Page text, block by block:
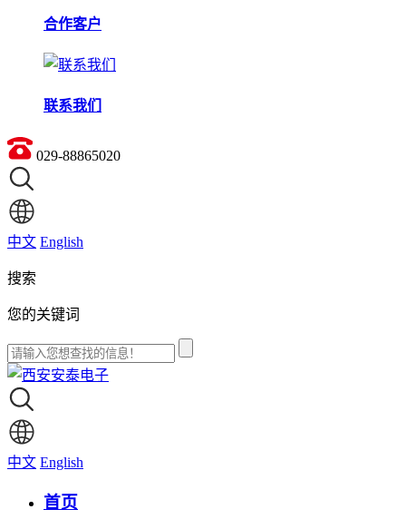
合作客户
联系我们
029-88865020
中文 English
搜索
您的关键词
中文 English
首页